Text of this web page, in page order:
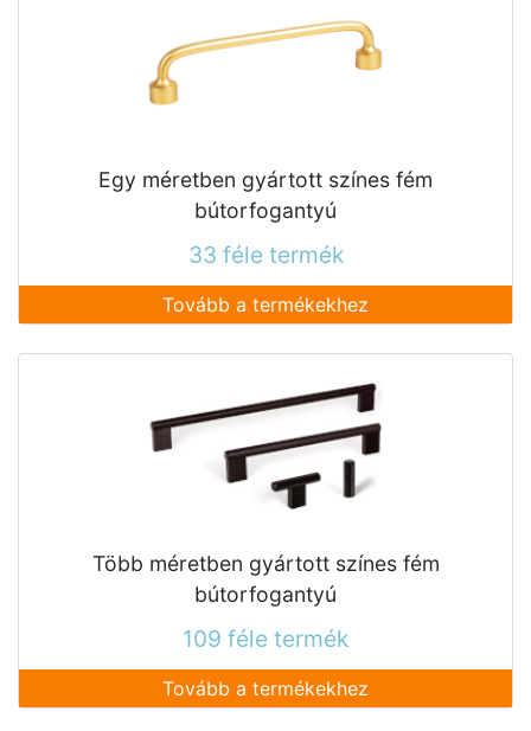
Egy méretben gyártott színes fém
bútorfogantyú
33 féle termék
Tovább a termékekhez
Több méretben gyártott színes fém
bútorfogantyú
109 féle termék
Tovább a termékekhez